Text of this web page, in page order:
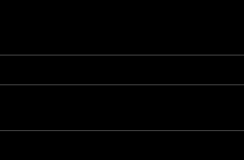
Enregistrez